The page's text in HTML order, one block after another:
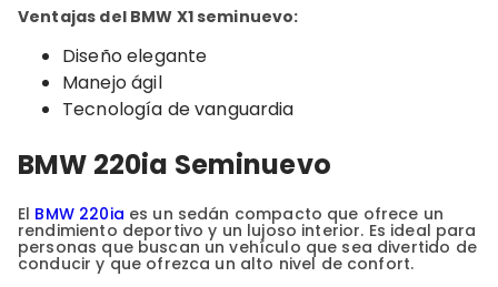
Ventajas del BMW X1 seminuevo:
Diseño elegante
Manejo ágil
Tecnología de vanguardia
BMW 220ia Seminuevo
El BMW 220ia es un sedán compacto que ofrece un
rendimiento deportivo y un lujoso interior. Es ideal para
personas que buscan un vehículo que sea divertido de
conducir y que ofrezca un alto nivel de confort.